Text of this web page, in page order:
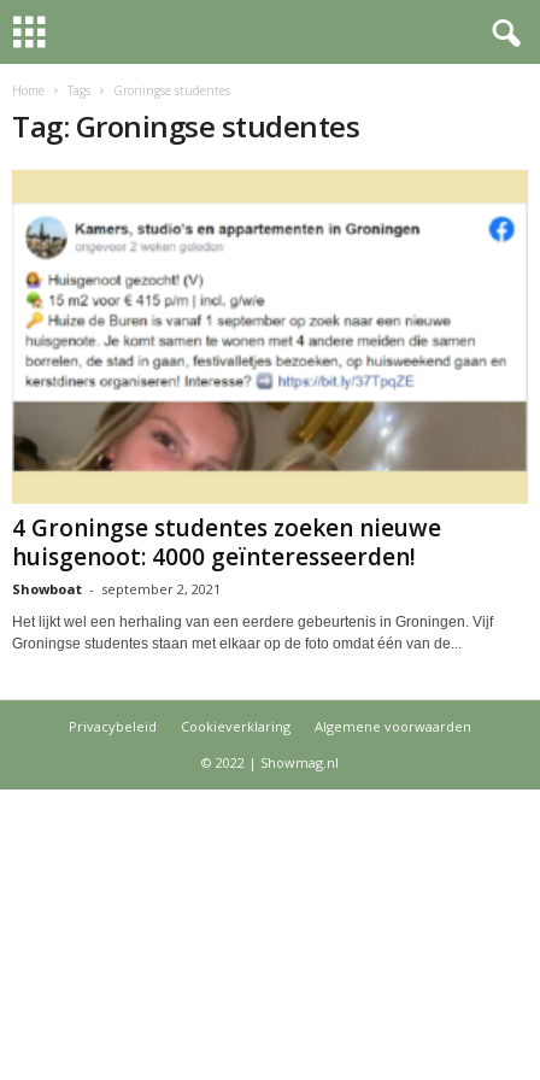
Home Tags Groningse studentes
Tag: Groningse studentes
4 Groningse studentes zoeken nieuwe
huisgenoot: 4000 geïnteresseerden!
Showboat - september 2, 2021
Het lijkt wel een herhaling van een eerdere gebeurtenis in Groningen. Vijf
Groningse studentes staan met elkaar op de foto omdat één van de...
Privacybeleid Cookieverklaring
Algemene voorwaarden
© 2022 | Showmag.nl